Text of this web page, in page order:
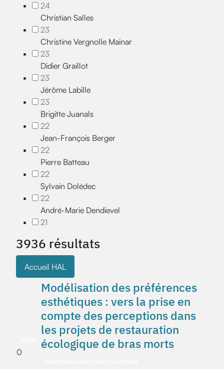
24
Christian Salles
23
Christine Vergnolle Mainar
23
Didier Graillot
23
Jérôme Labille
23
Brigitte Juanals
22
Jean-François Berger
22
Pierre Batteau
22
Sylvain Dolédec
22
André-Marie Dendievel
21
3936 résultats
Accueil HAL
0
Modélisation des préférences
esthétiques : vers la prise en
compte des perceptions dans
les projets de restauration
écologique de bras morts